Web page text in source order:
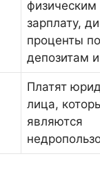
зарплату,
проценты по
депозитам
Платят
лица,
являются